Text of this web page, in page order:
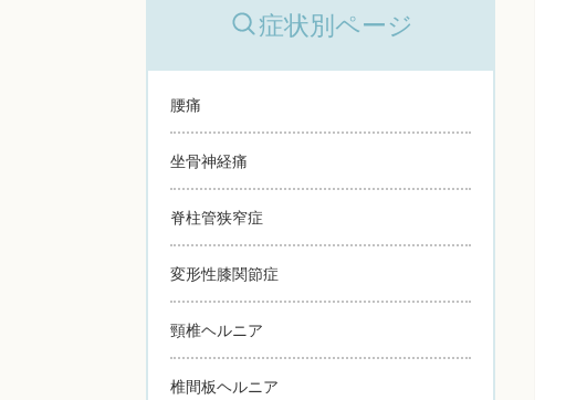
症状別ページ
腰痛
坐骨神経痛
脊柱管狭窄症
変形性膝関節症
頸椎ヘルニア
椎間板ヘルニア